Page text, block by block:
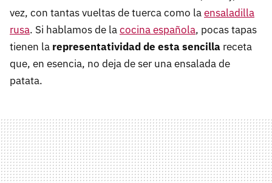
vez, con tantas vueltas de tuerca como laensaladilla
rusa. Si hablamos de lacocina española, pocas tapas
tienen la representatividad de esta sencilla receta
que, en esencia, no deja de ser una ensalada de
patata.